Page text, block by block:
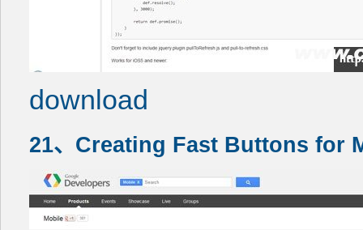
download
21、Creating Fast Buttons for